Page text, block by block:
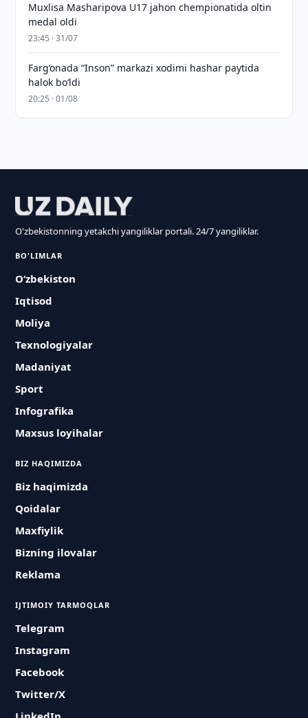
Muxlisa Masharipova U17 jahon chempionatida oltin
medal oldi
23:45 · 31/07
Farg‘onada “Inson” markazi xodimi hashar paytida
halok bo‘ldi
20:25 · 01/08
O'zbekistonning yetakchi yangiliklar portali. 24/7 yangiliklar.
BO'LIMLAR
O‘zbekiston
Iqtisod
Moliya
Texnologiyalar
Madaniyat
Sport
Infografika
Maxsus loyihalar
BIZ HAQIMIZDA
Biz haqimizda
Qoidalar
Maxfiylik
Bizning ilovalar
Reklama
IJTIMOIY TARMOQLAR
Telegram
Instagram
Facebook
Twitter/X